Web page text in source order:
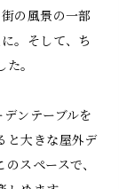
の風景の一部
。そして、ち
。
ンテーブルを
と大きな屋外デ
スペースで、